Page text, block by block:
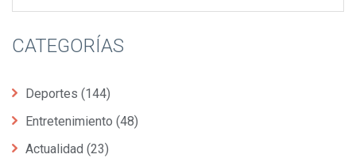
CATEGORÍAS
Deportes (144)
Entretenimiento (48)
Actualidad (23)